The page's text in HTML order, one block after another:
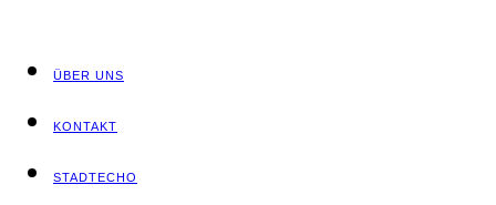
ÜBER UNS
KON­TAKT
STADT­ECHO